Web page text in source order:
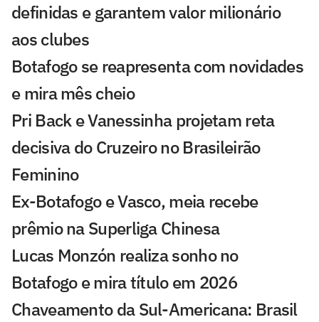
definidas e garantem valor milionário
aos clubes
Botafogo se reapresenta com novidades
e mira mês cheio
Pri Back e Vanessinha projetam reta
decisiva do Cruzeiro no Brasileirão
Feminino
Ex-Botafogo e Vasco, meia recebe
prêmio na Superliga Chinesa
Lucas Monzón realiza sonho no
Botafogo e mira título em 2026
Chaveamento da Sul-Americana: Brasil